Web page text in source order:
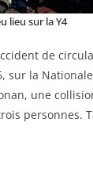
lieu sur la Y4
de
sur la
une
personnes.